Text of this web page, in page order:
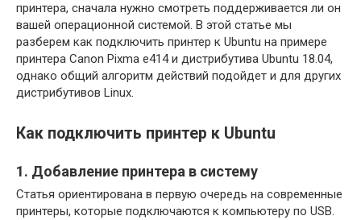
принтера, сначала нужно смотреть поддерживается ли он
вашей операционной системой. В этой статье мы
разберем как подключить принтер к Ubuntu на примере
принтера Canon Pixma e414 и дистрибутива Ubuntu 18.04,
однако общий алгоритм действий подойдет и для других
дистрибутивов Linux.
Как подключить принтер к Ubuntu
1. Добавление принтера в систему
Статья ориентирована в первую очередь на современные
принтеры, которые подключаются к компьютеру по USB.